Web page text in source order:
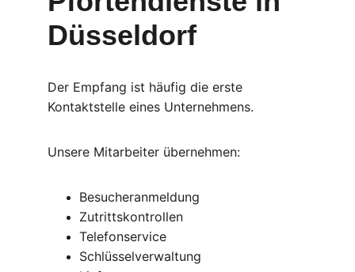
Düsseldorf
Der Empfang ist häufig die erste
Kontaktstelle eines Unternehmens.
Unsere Mitarbeiter übernehmen:
Besucheranmeldung
Zutrittskontrollen
Telefonservice
Schlüsselverwaltung